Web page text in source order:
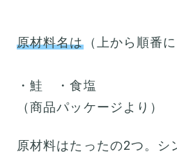
原材料名は（上から順番に
・鮭 ・食塩
（商品パッケージより）
原材料はたったの2つ。シ